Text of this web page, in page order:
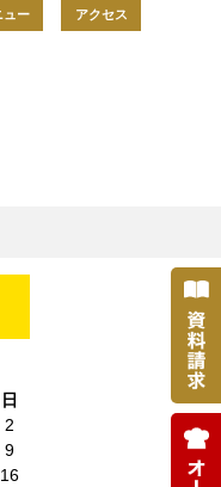
ュー アクセス
日
2
9
16